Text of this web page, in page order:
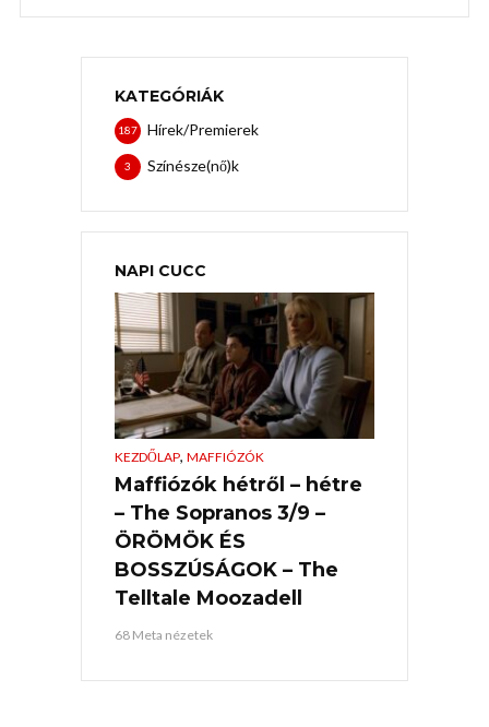
KATEGÓRIÁK
Hírek/Premierek
187
Színésze(nő)k
3
NAPI CUCC
KEZDŐLAP, MAFFIÓZÓK
Maffiózók hétről – hétre
– The Sopranos 3/9 –
ÖRÖMÖK ÉS
BOSSZÚSÁGOK – The
Telltale Moozadell
68 Meta nézetek